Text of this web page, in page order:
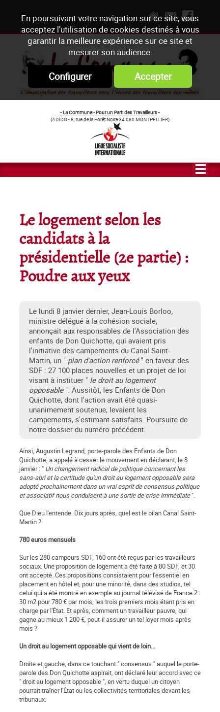
En poursuivant votre navigation sur ce site, vous
acceptez l’utilisation de cookies destinés à vous
garantir la meilleure expérience sur ce site et
mesurer son audience.
Configurer Accepter
- La Commune - Pour un Parti des Travailleurs-
(ADIDO - 8, rue de la Forêt Noire 34 080 MONTPELLIER)
Le logement selon les
candidats à la
présidentielle (2e partie) :
Poudre aux yeux
Le lundi 8 janvier dernier, Jean-Louis Borloo,
ministre délégué à la cohésion sociale,
annonçait aux responsables de l'Association des
enfants de Don Quichotte, qui avaient pris
l'initiative des campements du Canal Saint-
Martin, un " plan d'action renforcé" en faveur des
SDF : 27 100 places nouvelles et un projet de loi
visant à instituer " le droit au logement
opposable". Aussitôt, les Enfants de Don
Quichotte, dont l'action avait été quasi-
unanimement soutenue, levaient les
campements, s'estimant satisfaits. Poursuite de
notre dossier du numéro précédent.
Ainsi, Augustin Legrand, porte-parole des Enfants de Don
Quichotte, a appelé à cesser le mouvement en déclarant, le 8
janvier : " Un changement radical de politique concernant les
sans-abri et la certitude qu'un droit au logement opposable sera
adopté prochainement dans un vrai esprit de consensus politique
et associatif nous conduisent à une sortie de crise immédiate".
Que Dieu l'entende. Dix jours après, quel est le bilan Canal Saint-
Martin ?
780 euros mensuels
Sur les 280 campeurs SDF, 160 ont été reçus par les travailleurs
sociaux. Une proposition de logement a été faite à 80 SDF, et 30
ont accepté. Ces propositions consistaient pour l'essentiel en
placement en hôtel et, pour une minorité, dans des studios, tel
celui qui a été montré en exemple au journal télévisé de France 2 :
30 m2 pour 780 € par mois, les trois premiers mois étant pris en
charge par l'État. Et après, comment un travailleur pauvre, qui
gagne au mieux 1 200 €, peut-il assurer un tel loyer mois après
mois ?
Un droit au logement opposable qui vient de loin...
Droite et gauche, dans ce touchant " consensus " auquel le porte-
parole des Don Quichotte aspirait, ont déclaré leur accord avec ce
" droit au logement opposable ", en vertu duquel un citoyen
pourrait traîner l'État ou les collectivités territoriales devant les
tribunaux.